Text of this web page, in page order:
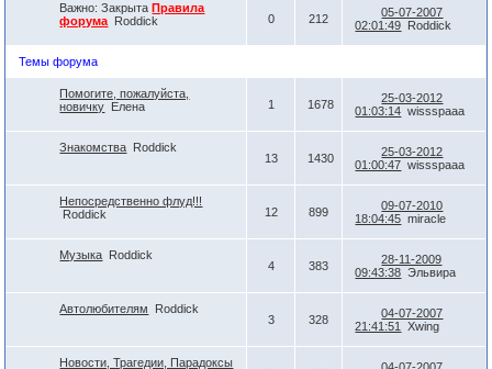
Важно: ЗакрытаПравила
форума Roddick 0 212
05-07-2007
02:01:49 Roddick
Темы форума
Помогите, пожалуйста,
новичку Елена 1 1678
25-03-2012
01:03:14 wissspaaa
Знакомства Roddick
13
1430
25-03-2012
01:00:47 wissspaaa
Непосредственно флуд!!!
Roddick
12 899
09-07-2010
18:04:45 miracle
Музыка Roddick
4
383
28-11-2009
09:43:38 Эльвира
Автолюбителям
Roddick
3
328
04-07-2007
21:41:51
Xwing
Новости, Трагедии, Парадоксы